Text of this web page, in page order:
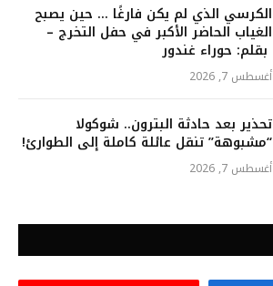
الكرسي الذي لم يكن فارغًا … حين يصبح
الغياب الحاضر الأكبر في حفل التخرج –
بقلم: حوراء غندور
أغسطس 7, 2026
تحذير بعد حادثة البترون.. شوكولا
“مشبوهة” تنقل عائلة كاملة إلى الطوارئ!
أغسطس 7, 2026